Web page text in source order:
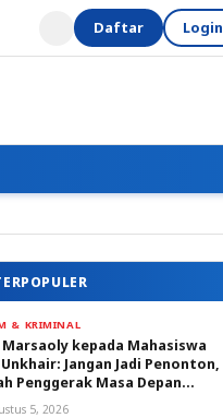
Daftar Login
& KRIMINAL
Marsaoly kepada Mahasiswa
Jangan Jadi Penonton,
Penggerak Masa Depan
dan Maluku Utara
5, 2026